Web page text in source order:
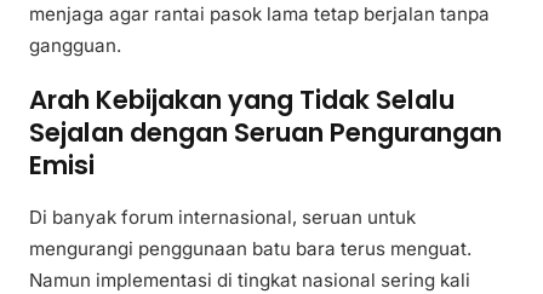
menjaga agar rantai pasok lama tetap berjalan tanpa
gangguan.
Arah Kebijakan yang Tidak Selalu
Sejalan dengan Seruan Pengurangan
Emisi
Di banyak forum internasional, seruan untuk
mengurangi penggunaan batu bara terus menguat.
Namun implementasi di tingkat nasional sering kali